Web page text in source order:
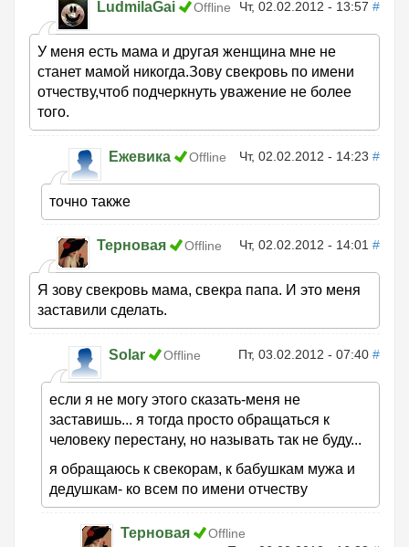
LudmilaGai Offline Чт, 02.02.2012 - 13:57 #
У меня есть мама и другая женщина мне не
станет мамой никогда.Зову свекровь по имени
отчеству,чтоб подчеркнуть уважение не более
того.
Ежевика Offline Чт, 02.02.2012 - 14:23 #
точно также
Терновая Offline Чт, 02.02.2012 - 14:01 #
Я зову свекровь мама, свекра папа. И это меня
заставили сделать.
Solar Offline Пт, 03.02.2012 - 07:40 #
если я не могу этого сказать-меня не
заставишь... я тогда просто обращаться к
человеку перестану, но называть так не буду...
я обращаюсь к свекорам, к бабушкам мужа и
дедушкам- ко всем по имени отчеству
Терновая
Offline